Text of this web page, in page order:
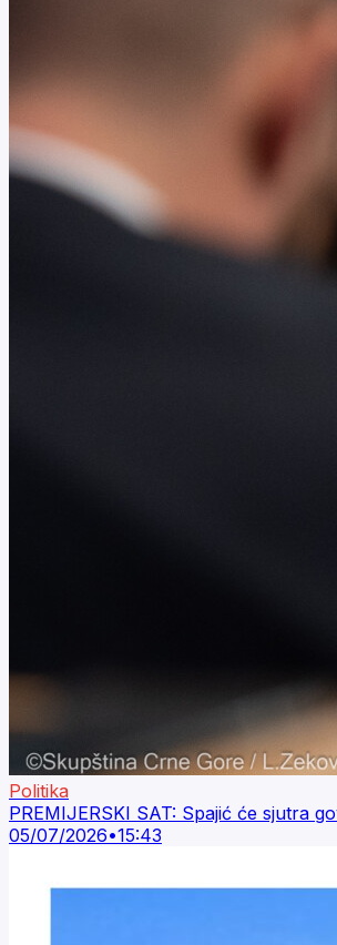
Politika
PREMIJERSKI SAT: Spajić će sjutra
05/07/2026•15:43